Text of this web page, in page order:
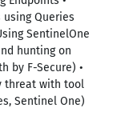
using Queries
SentinelOne
hunting on
by F-Secure) •
threat with tool
Sentinel One)